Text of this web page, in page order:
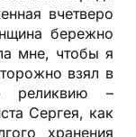
вчетверо
бережно
мне, чтобы я
взял в
реликвию –
Сергея, как
хранения